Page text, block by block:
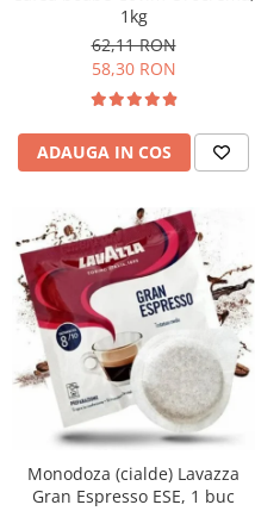
1kg
62,11 RON
58,30 RON
ADAUGA IN COS
Monodoza (cialde) Lavazza
Gran Espresso ESE, 1 buc